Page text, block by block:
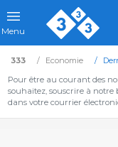
Menu
333 Economie
Pour être au courant des
souhaitez, souscrire à notre
dans votre courrier